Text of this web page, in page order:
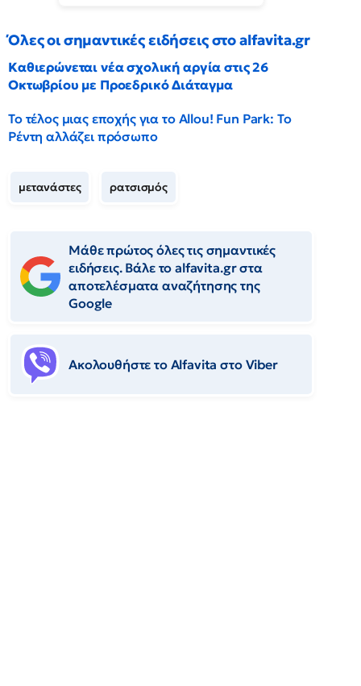
Όλες οι σημαντικές ειδήσεις στο alfavita.gr
Καθιερώνεται νέα σχολική αργία στις 26
Οκτωβρίου με Προεδρικό Διάταγμα
Το τέλος μιας εποχής για το Allou! Fun Park: Το
Ρέντη αλλάζει πρόσωπο
μετανάστες ρατσισμός
Μάθε πρώτος όλες τις σημαντικές
ειδήσεις. Βάλε το alfavita.gr στα
αποτελέσματα αναζήτησης της
Google
Ακολουθήστε το Αlfavita στο Viber